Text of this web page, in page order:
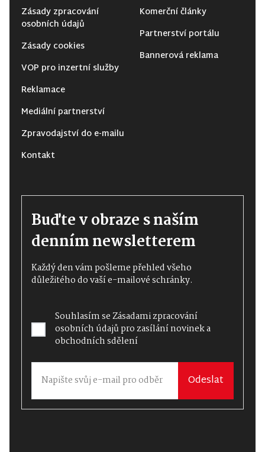
Zásady zpracování
osobních údajů
Zásady cookies
VOP pro inzertní služby
Reklamace
Mediální partnerství
Zpravodajství do e-mailu
Kontakt
Komerční články
Partnerství portálu
Bannerová reklama
Buďte v obraze s naším
denním newsletterem
Každý den vám pošleme přehled všeho
důležitého do vaší e-mailové schránky.
Souhlasím seZásadami zpracování
osobních údajůpro zasílání novinek a
obchodních sdělení
Odeslat